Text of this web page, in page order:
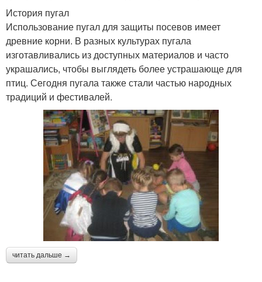
История пугал
Использование пугал для защиты посевов имеет
древние корни. В разных культурах пугала
изготавливались из доступных материалов и часто
украшались, чтобы выглядеть более устрашающе для
птиц. Сегодня пугала также стали частью народных
традиций и фестивалей.
читать дальше →